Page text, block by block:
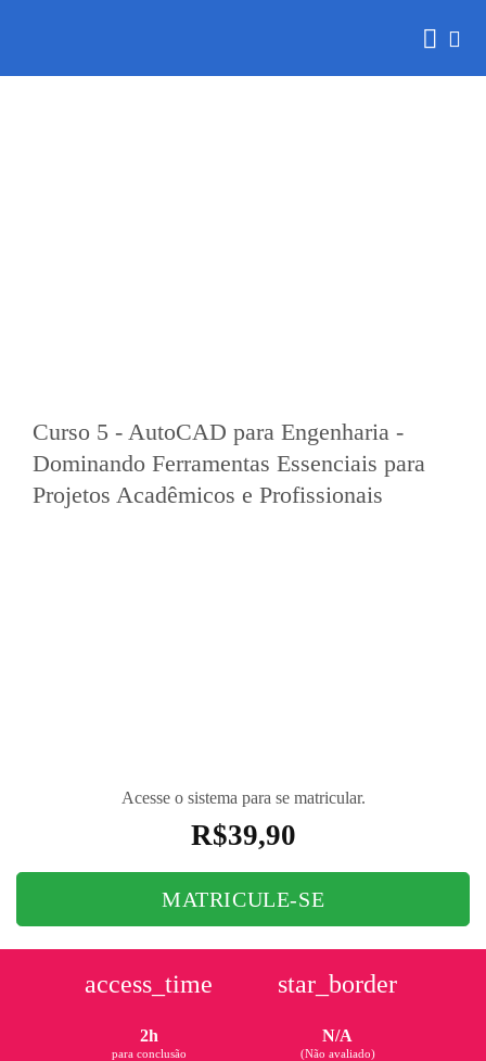
Curso 5 - AutoCAD para Engenharia -
Dominando Ferramentas Essenciais para
Projetos Acadêmicos e Profissionais
Acesse o sistema para se matricular.
R$39,90
MATRICULE-SE
access_time
2h
para conclusão
star_border
N/A
(Não avaliado)